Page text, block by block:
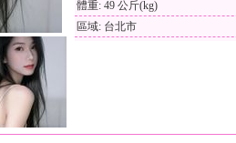
體重: 49 公斤(kg)
區域: 台北市